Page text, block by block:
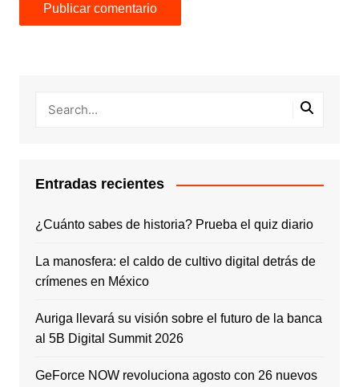
Entradas recientes
¿Cuánto sabes de historia? Prueba el quiz diario
La manosfera: el caldo de cultivo digital detrás de
crímenes en México
Auriga llevará su visión sobre el futuro de la banca
al 5B Digital Summit 2026
GeForce NOW revoluciona agosto con 26 nuevos